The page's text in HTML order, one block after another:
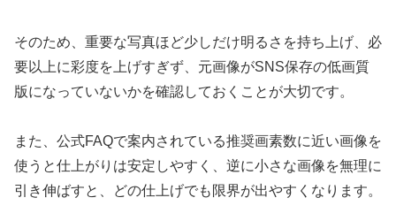
そのため、重要な写真ほど少しだけ明るさを持ち上げ、必
要以上に彩度を上げすぎず、元画像がSNS保存の低画質
版になっていないかを確認しておくことが大切です。
また、公式FAQで案内されている推奨画素数に近い画像を
使うと仕上がりは安定しやすく、逆に小さな画像を無理に
引き伸ばすと、どの仕上げでも限界が出やすくなります。